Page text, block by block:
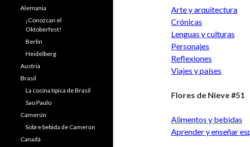
Arte y arquitectura
Crónicas
Lenguas y culturas
Personajes
Reflexiones
Viajes y países
Flores de Nieve #51
Alimentos y bebidas
Aprender y enseñar
Alemania
¡Conozcan el
Oktoberfest!
Berlín
Heidelberg
Austria
Brasil
La cocina típica de Brasil
Sao Paulo
Camerún
Sobre bebida de Camerún
Canadá